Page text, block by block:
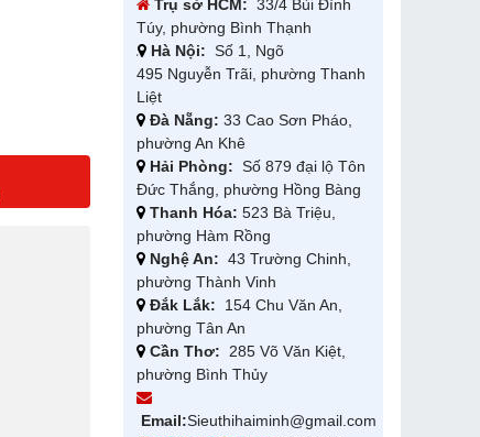
Trụ sở HCM: 33/4 Bùi Đình
Túy, phường Bình Thạnh
Hà Nội: Số 1, Ngõ
495 Nguyễn Trãi, phường Thanh
Liệt
Đà Nẵng: 33 Cao Sơn Pháo,
phường An Khê
Hải Phòng: Số 879 đại lộ Tôn
Đức Thắng, phường Hồng Bàng
Thanh Hóa: 523 Bà Triệu,
phường Hàm Rồng
Nghệ An: 43 Trường Chinh,
phường Thành Vinh
Đắk Lắk: 154 Chu Văn An,
phường Tân An
Cần Thơ: 285 Võ Văn Kiệt,
phường Bình Thủy
Email:Sieuthihaiminh@gmail.com